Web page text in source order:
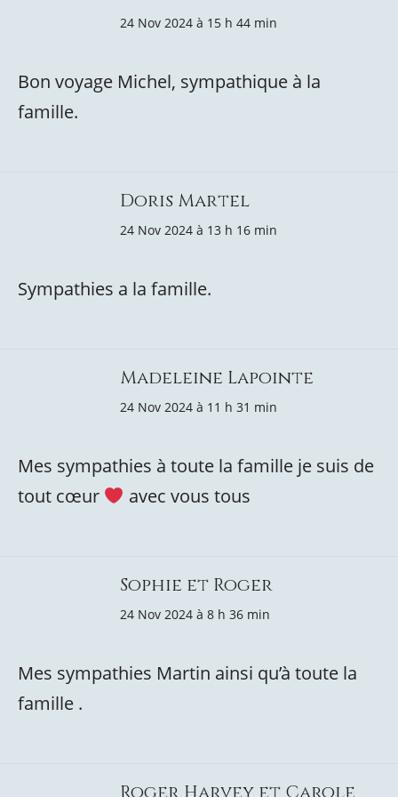
24 Nov 2024 à 15 h 44 min
Bon voyage Michel, sympathique à la
famille.
Doris Martel
24 Nov 2024 à 13 h 16 min
Sympathies a la famille.
Madeleine Lapointe
24 Nov 2024 à 11 h 31 min
Mes sympathies à toute la famille je suis de
tout cœur
avec vous tous
Sophie et Roger
24 Nov 2024 à 8 h 36 min
Mes sympathies Martin ainsi qu’à toute la
famille .
Roger Harvey et Carole